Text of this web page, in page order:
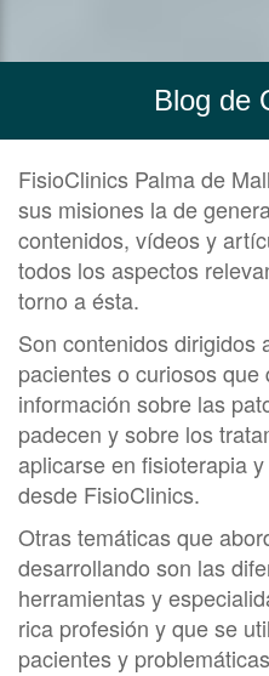
Blog de
FisioClinics Palma de
sus misiones la de
contenidos, vídeos y
todos los aspectos
torno a ésta.
Son contenidos dirigidos
pacientes o curiosos
información sobre las
padecen y sobre los
aplicarse en fisioterapia
desde FisioClinics.
Otras temáticas que
desarrollando son las
herramientas y
rica profesión y que se
pacientes y